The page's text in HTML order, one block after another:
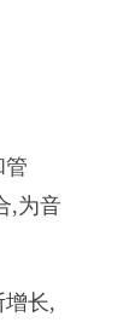
,为音
长,